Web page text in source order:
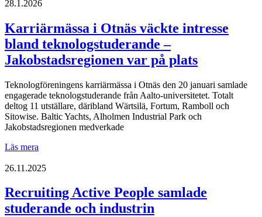
samlade
två
generationer
möte
med
28.1.2026
Karriärmässa i Otnäs väckte intresse
bland teknologstuderande –
Jakobstadsregionen var på plats
Teknologföreningens karriärmässa i Otnäs den 20 januari samlade
engagerade teknologstuderande från Aalto-universitetet. Totalt
deltog 11 utställare, däribland Wärtsilä, Fortum, Ramboll och
Sitowise. Baltic Yachts, Alholmen Industrial Park och
Jakobstadsregionen medverkade
Läs mera
Otnäs
intresse
bland
teknologstuderande
26.11.2025
Recruiting Active People samlade
studerande och industrin